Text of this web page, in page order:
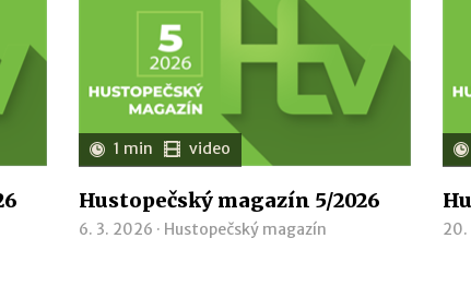
1 min video
Hustopečský magazín 5/2026
6. 3. 2026 · Hustopečský magazín 20.